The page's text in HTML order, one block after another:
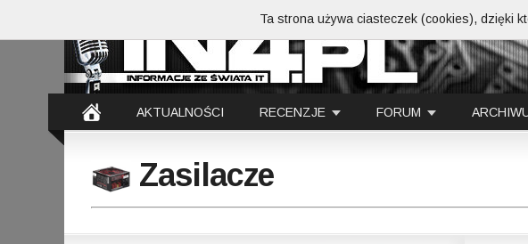
AKTUALNOŚCI RECENZJE FORUM
Zasilacze
Ta strona używa ciasteczek (cookies), dzięki